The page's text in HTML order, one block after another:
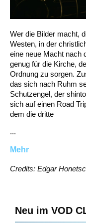
Wer die Bilder macht,
Westen, in der
eine neue Macht nach
genug für die Kirche,
Ordnung zu sorgen.
das sich nach Ruhm
Schutzengel, der
sich auf einen Road
dem die dritte
...
Mehr
Credits: Edgar
Neu im VOD